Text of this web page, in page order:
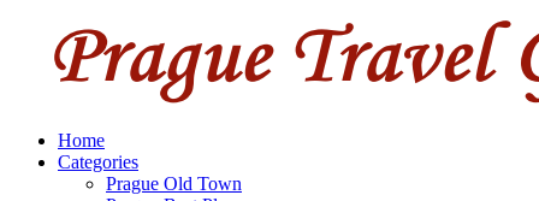
Home
Categories
Prague Old Town